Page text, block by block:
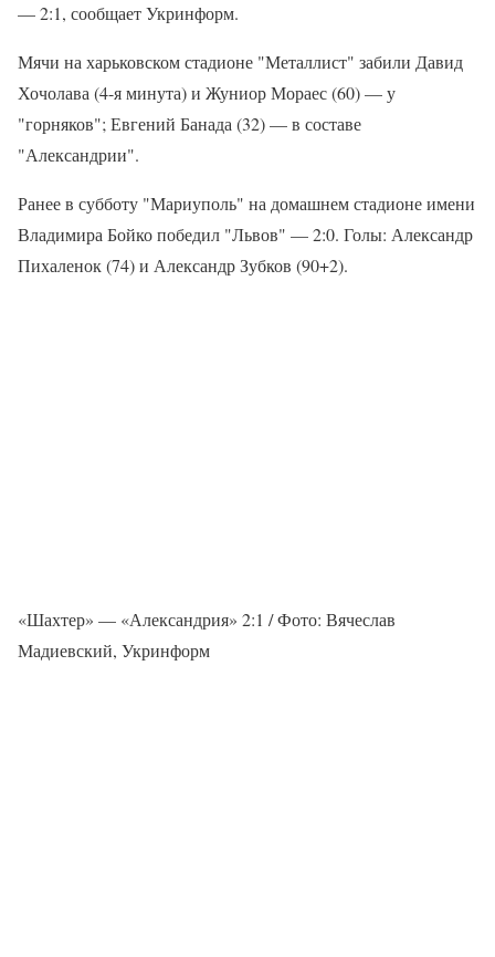
— 2:1, сообщает Укринформ.
Мячи на харьковском стадионе "Металлист" забили Давид
Хочолава (4-я минута) и Жуниор Мораес (60) — у
"горняков"; Евгений Банада (32) — в составе
"Александрии".
Ранее в субботу "Мариуполь" на домашнем стадионе имени
Владимира Бойко победил "Львов" — 2:0. Голы: Александр
Пихаленок (74) и Александр Зубков (90+2).
«Шахтер» — «Александрия» 2:1 / Фото: Вячеслав
Мадиевский, Укринформ